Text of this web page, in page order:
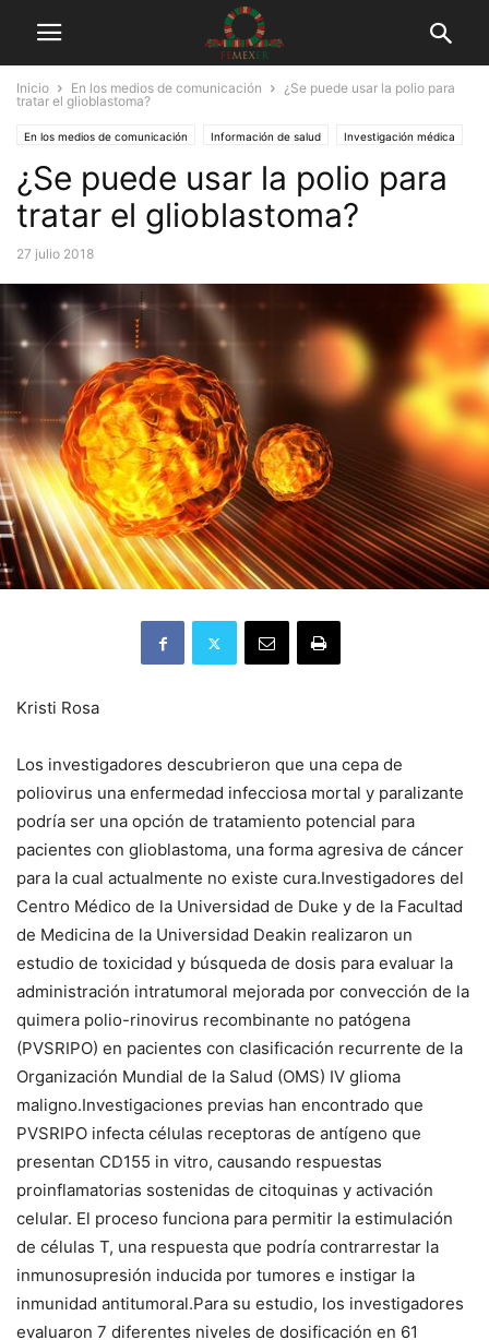
Inicio En los medios de comunicación
¿Se puede usar la polio para
tratar el glioblastoma?
En los medios de comunicación Información de salud Investigación médica
Tuits
¿Se puede usar la polio para
tratar el glioblastoma?
27 julio 2018
Kristi Rosa
Los investigadores descubrieron que una cepa de
poliovirus una enfermedad infecciosa mortal y paralizante
podría ser una opción de tratamiento potencial para
pacientes con glioblastoma, una forma agresiva de cáncer
para la cual actualmente no existe cura.Investigadores del
Centro Médico de la Universidad de Duke y de la Facultad
de Medicina de la Universidad Deakin realizaron un
estudio de toxicidad y búsqueda de dosis para evaluar la
administración intratumoral mejorada por convección de la
quimera polio-rinovirus recombinante no patógena
(PVSRIPO) en pacientes con clasificación recurrente de la
Organización Mundial de la Salud (OMS) IV glioma
maligno.Investigaciones previas han encontrado que
PVSRIPO infecta células receptoras de antígeno que
presentan CD155 in vitro, causando respuestas
proinflamatorias sostenidas de citoquinas y activación
celular. El proceso funciona para permitir la estimulación
de células T, una respuesta que podría contrarrestar la
inmunosupresión inducida por tumores e instigar la
inmunidad antitumoral.Para su estudio, los investigadores
evaluaron 7 diferentes niveles de dosificación en 61